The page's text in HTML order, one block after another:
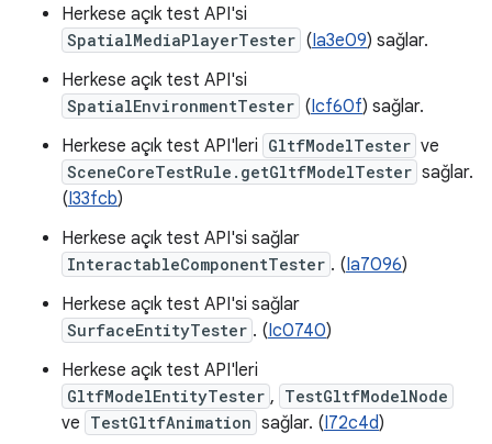
Herkese açık test API'si
SpatialMediaPlayerTester (Ia3e09) sağlar.
Herkese açık test API'si
SpatialEnvironmentTester (Icf60f) sağlar.
Herkese açık test API'leri GltfModelTester ve
SceneCoreTestRule.getGltfModelTester sağlar.
(I33fcb)
Herkese açık test API'si sağlar
InteractableComponentTester . (Ia7096)
Herkese açık test API'si sağlar
SurfaceEntityTester . (Ic0740)
Herkese açık test API'leri
GltfModelEntityTester , TestGltfModelNode
ve TestGltfAnimation sağlar. (I72c4d)